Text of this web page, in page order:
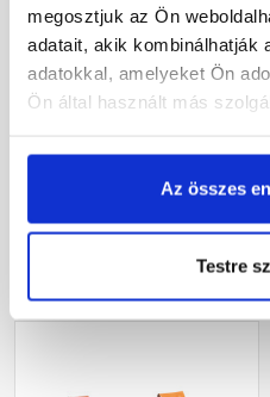
megosztjuk az Ön
adatait, akik kombinálhatják
adatokkal, amelyeket Ön
Ön által használt más
Az összes
Testre
Fém hófogó hornyolt
cseréphez téglavörös